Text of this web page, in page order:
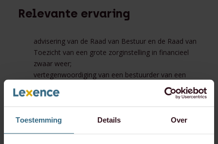
Toestemming Details Over
Relevante ervaring
advisering van de Raad van Bestuur en de Raad van
Toezicht van een grote zorginstelling in financieel
zwaar weer;
vertegenwoordiging van een bestuurder van een
aansprakelijkheidsprocedure ingesteld door een
onbetaald gebleven schuldeiser;
advisering van een woningcorporatie in verband met
de onbehoorlijke taakvervulling van haar